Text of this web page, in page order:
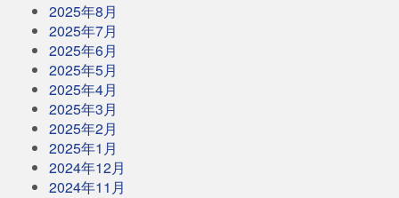
2025年8月
2025年7月
2025年6月
2025年5月
2025年4月
2025年3月
2025年2月
2025年1月
2024年12月
2024年11月